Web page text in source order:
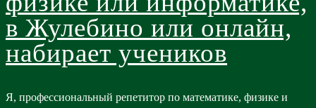
в Жулебино или онлайн,
набирает учеников
Я, профессиональный репетитор по математике, физике и